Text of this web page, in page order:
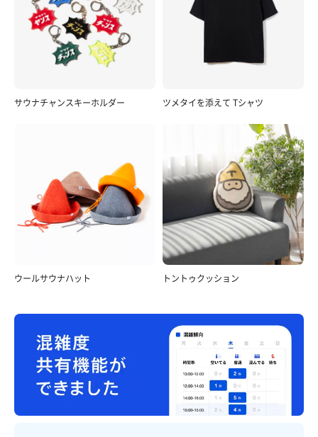
サウナチャンスキーホルダー ツメタイを添えて Tシャツ
ウールサウナハット トントゥクッション